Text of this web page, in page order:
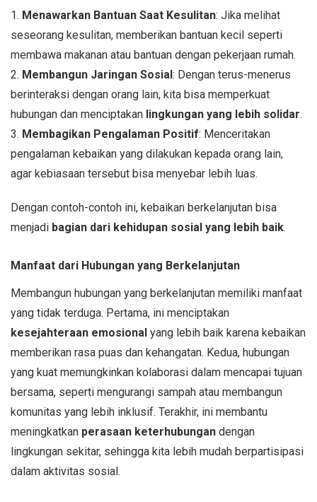
1. Menawarkan Bantuan Saat Kesulitan: Jika melihat
seseorang kesulitan, memberikan bantuan kecil seperti
membawa makanan atau bantuan dengan pekerjaan rumah.
2. Membangun Jaringan Sosial: Dengan terus-menerus
berinteraksi dengan orang lain, kita bisa memperkuat
hubungan dan menciptakan lingkungan yang lebih solidar.
3. Membagikan Pengalaman Positif: Menceritakan
pengalaman kebaikan yang dilakukan kepada orang lain,
agar kebiasaan tersebut bisa menyebar lebih luas.
Dengan contoh-contoh ini, kebaikan berkelanjutan bisa
menjadi bagian dari kehidupan sosial yang lebih baik.
Manfaat dari Hubungan yang Berkelanjutan
Membangun hubungan yang berkelanjutan memiliki manfaat
yang tidak terduga. Pertama, ini menciptakan
kesejahteraan emosional yang lebih baik karena kebaikan
memberikan rasa puas dan kehangatan. Kedua, hubungan
yang kuat memungkinkan kolaborasi dalam mencapai tujuan
bersama, seperti mengurangi sampah atau membangun
komunitas yang lebih inklusif. Terakhir, ini membantu
meningkatkan perasaan keterhubungan dengan
lingkungan sekitar, sehingga kita lebih mudah berpartisipasi
dalam aktivitas sosial.